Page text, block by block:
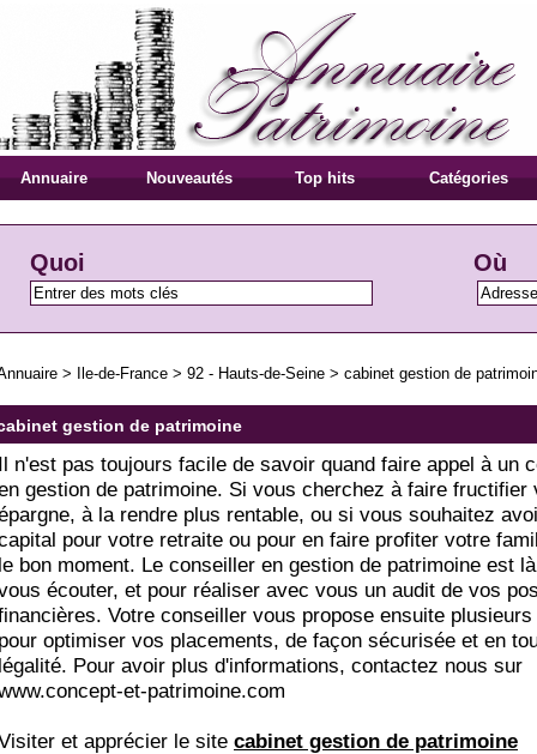
Annuaire Nouveautés Top hits Catégories
Quoi Où
> Ile-de-France > 92 - Hauts-de-Seine > cabinet gestion de
gestion de patrimoine
n'est pas toujours facile de savoir quand faire appel à un
gestion de patrimoine. Si vous cherchez à faire fructifier
à la rendre plus rentable, ou si vous souhaitez
pour votre retraite ou pour en faire profiter votre
bon moment. Le conseiller en gestion de patrimoine est
écouter, et pour réaliser avec vous un audit de vos
Votre conseiller vous propose ensuite
optimiser vos placements, de façon sécurisée et en
Pour avoir plus d'informations, contactez nous sur
et-patrimoine.com
et apprécier le site cabinet gestion de patrimoine